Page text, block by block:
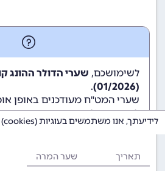
לשימושכם,
(01/2026)
.
שערי המט"ח מעודכנים באופן
לשימוש גולשי ומשתמשי האתר.
תאריך שער המרה
לידיעתך, אנו משתמשים בעוגיות (cookies) באתר זה.